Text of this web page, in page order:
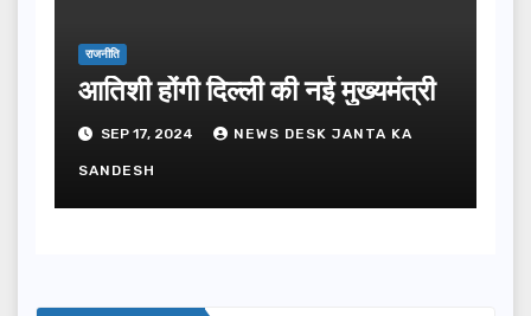
राजनीति
आतिशी होंगी दिल्ली की नई मुख्यमंत्री
SEP 17, 2024 NEWS DESK JANTA KA
SANDESH